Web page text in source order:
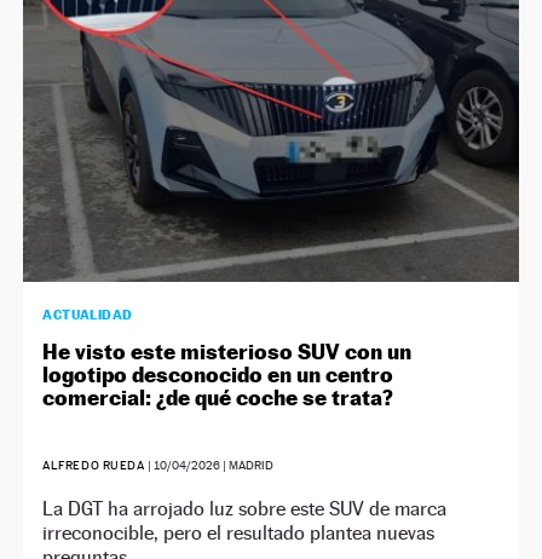
ACTUALIDAD
He visto este misterioso SUV con un
logotipo desconocido en un centro
comercial: ¿de qué coche se trata?
ALFREDO RUEDA | 10/04/2026 | MADRID
La DGT ha arrojado luz sobre este SUV de marca
irreconocible, pero el resultado plantea nuevas